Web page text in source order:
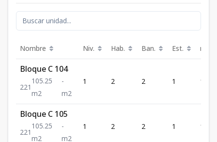
Nombre Niv. Hab. Ban. Est. m²
Bloque C 104
221
105.25
m2
-
m2
1 2 2 1
Bloque C 105
221
105.25
m2
-
m2
1 2 2 1